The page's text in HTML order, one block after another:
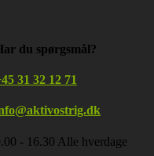
du spørgsmål?
31 32 12 71
- 16.30 Alle hverdage